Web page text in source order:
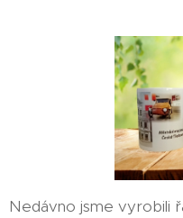
Nedávno jsme vyrobili